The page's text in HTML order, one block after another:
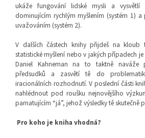
ukáže fungování lidské mysli a
dominujícím rychlým myšlením (systém 1)
uvažováním (systém 2).
V dalších částech knihy přijdeš na
statistické myšlení nebo v jakých případech
Daniel Kahneman na to taktně naváže
předsudků a zasvětí tě do
iracionálních rozhodnutí. V poslední části
nahlédnout pod roušku nejnovějšího
pamatujícím “já”, jehož výsledky tě skutečně
Pro koho je kniha vhodná?